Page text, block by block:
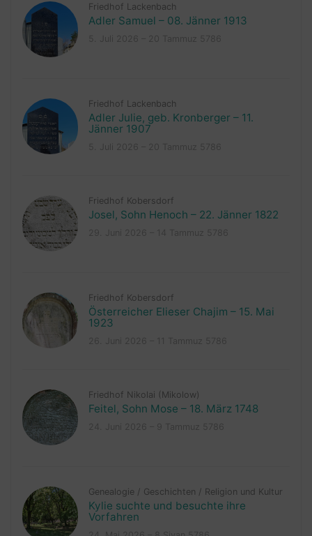
Friedhof Lackenbach
Adler Samuel – 08. Jänner 1913
Friedhof Lackenbach
Adler Julie, geb. Kronberger – 11.
Jänner 1907
Friedhof Kobersdorf
Josel, Sohn Henoch – 22. Jänner 1822
Friedhof Kobersdorf
Österreicher Elieser Chajim – 15. Mai
1923
Friedhof Nikolai (Mikolow)
Feitel, Sohn Mose – 18. März 1748
Genealogie / Geschichten / Religion und Kultur
Kylie suchte und besuchte ihre
Vorfahren